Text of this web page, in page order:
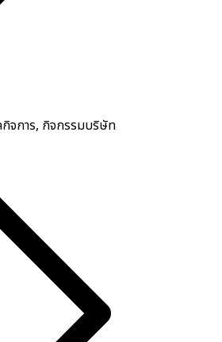
จการ, กิจกรรมบริษัท